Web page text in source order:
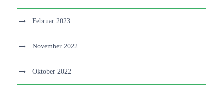
Februar 2023
November 2022
Oktober 2022